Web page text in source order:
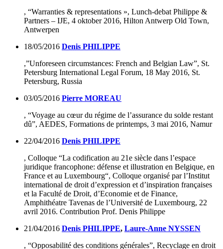
, “Warranties & representations », Lunch-debat Philippe &
Partners – IJE, 4 oktober 2016, Hilton Antwerp Old Town,
Antwerpen
18/05/2016 Denis PHILIPPE
,”Unforeseen circumstances: French and Belgian Law”, St.
Petersburg International Legal Forum, 18 May 2016, St.
Petersburg, Russia
03/05/2016 Pierre MOREAU
, “Voyage au cœur du régime de l’assurance du solde restant
dû”, AEDES, Formations de printemps, 3 mai 2016, Namur
22/04/2016 Denis PHILIPPE
, Colloque “La codification au 21e siècle dans l’espace
juridique francophone: défense et illustration en Belgique, en
France et au Luxembourg“, Colloque organisé par l’Institut
international de droit d’expression et d’inspiration françaises
et la Faculté de Droit, d’Economie et de Finance,
Amphithéatre Tavenas de l’Université de Luxembourg, 22
avril 2016. Contribution Prof. Denis Philippe
21/04/2016 Denis PHILIPPE, Laure-Anne NYSSEN
, “Opposabilité des conditions générales”, Recyclage en droit